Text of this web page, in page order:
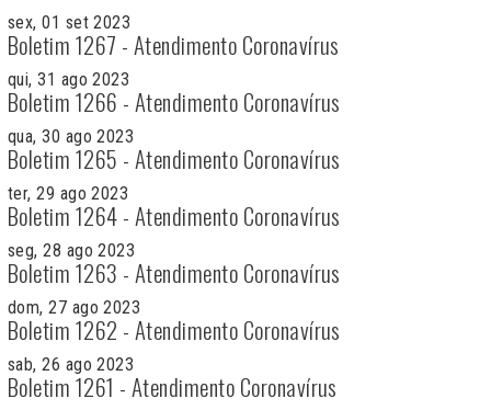
sex, 01 set 2023
Boletim 1267 - Atendimento Coronavírus
qui, 31 ago 2023
Boletim 1266 - Atendimento Coronavírus
qua, 30 ago 2023
Boletim 1265 - Atendimento Coronavírus
ter, 29 ago 2023
Boletim 1264 - Atendimento Coronavírus
seg, 28 ago 2023
Boletim 1263 - Atendimento Coronavírus
dom, 27 ago 2023
Boletim 1262 - Atendimento Coronavírus
sab, 26 ago 2023
Boletim 1261 - Atendimento Coronavírus